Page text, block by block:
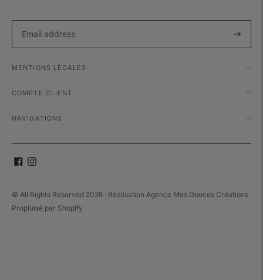
MENTIONS LÉGALES
COMPTE CLIENT
NAVIGATIONS
© All Rights Reserved 2026 · Réalisation Agence Mes Douces Créations
Proplulsé par Shopify